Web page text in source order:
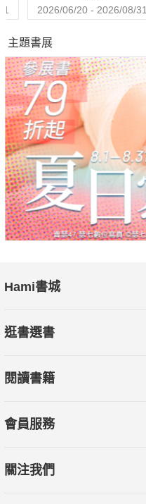
2026/06/20 - 2026/08/31
主題書展
Hami書城
逛書選書
閱讀書籍
會員服務
關注我們